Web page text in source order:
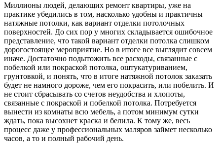
Миллионы людей, делающих ремонт квартиры, уже на
практике убедились в том, насколько удобны и практичны
натяжные потолки, как вариант отделки потолочных
поверхностей. До сих пор у многих складывается ошибочное
представление, что такой вариант отделки потолка слишком
дорогостоящее мероприятие. Но в итоге все выглядит совсем
иначе. Достаточно подытожить все расходы, связанные с
побелкой или покраской потолка, оштукатуриванием,
грунтовкой, и понять, что в итоге натяжной потолок заказать
будет не намного дороже, чем его покрасить, или побелить. И
не стоит сбрасывать со счетов неудобства и хлопоты,
связанные с покраской и побелкой потолка. Потребуется
вынести из комнаты всю мебель, а потом минимум сутки
ждать, пока высохнет краска и белила. К тому же, весь
процесс даже у профессиональных маляров займет несколько
часов, а то и полный рабочий день.